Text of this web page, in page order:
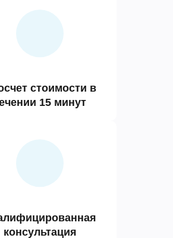
стоимости в
15 минут
консультация